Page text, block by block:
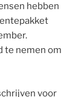
hebben
te nemen om
voor